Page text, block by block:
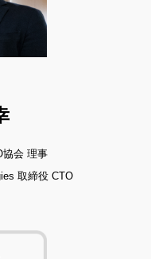
協会 理事
取締役 CTO